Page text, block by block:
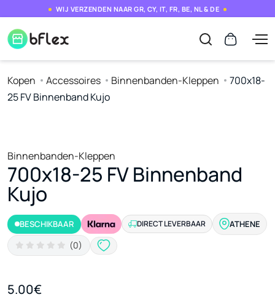
WIJ VERZENDEN NAAR GR, CY, IT, FR, BE, NL & DE
Kopen Accessoires Binnenbanden-Kleppen
700x18-
25 FV Binnenband Kujo
Binnenbanden-Kleppen
700x18-25 FV Binnenband
Kujo
BESCHIKBAAR DIRECT LEVERBAAR ATHENE
(0)
5.00€